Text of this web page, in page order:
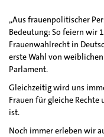
„Aus frauenpolitischer
Bedeutung: So feiern wir
Frauenwahlrecht in
erste Wahl von
Parlament.
Gleichzeitig wird uns
Frauen für gleiche
ist.
Noch immer erleben wir